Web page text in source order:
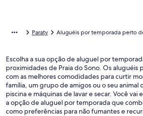
Paraty Aluguéis por temporada perto
Escolha a sua opção de aluguel por
proximidades de Praia do Sono. Os aluguéis
com as melhores comodidades para curtir
família, um grupo de amigos ou o seu animal
piscina e máquinas de lavar e secar. Você vai
a opção de aluguel por temporada que
como preferências para não fumantes e